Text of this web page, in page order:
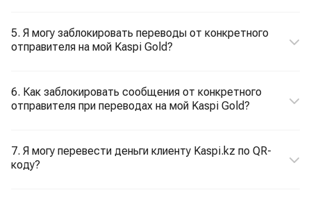
5. Я могу заблокировать переводы от конкретного
отправителя на мой Kaspi Gold?
6. Как заблокировать сообщения от конкретного
отправителя при переводах на мой Kaspi Gold?
7. Я могу перевести деньги клиенту Kaspi.kz по QR-
коду?